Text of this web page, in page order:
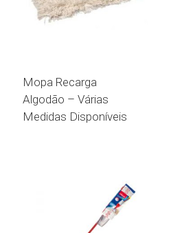
Mopa Recarga
Algodão – Várias
Medidas Disponíveis